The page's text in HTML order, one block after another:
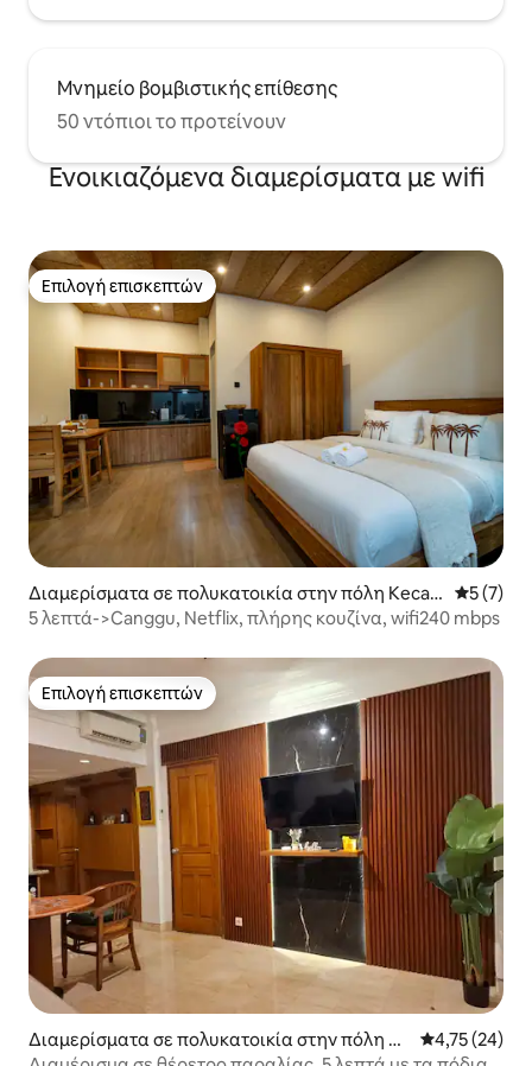
Μνημείο βομβιστικής επίθεσης
50 ντόπιοι το προτείνουν
Ενοικιαζόμενα διαμερίσματα με wifi
Επιλογή επισκεπτών
Επιλογή επισκεπτών
Διαμερίσματα σε πολυκατοικία στην πόλη Keca
matan Kuta Utara
Μέση
5 (7)
5 λεπτά->Canggu, Netflix, πλήρης κουζίνα, wifi240 mbps
Επιλογή επισκεπτών
Επιλογή επισκεπτών
Διαμερίσματα σε πολυκατοικία στην πόλη Κο
Μέση
4,75 (24)